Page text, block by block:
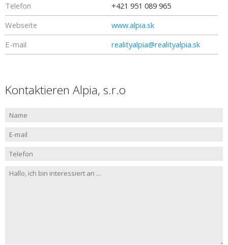
Telefon
+421 951 089 965
Webseite
www.alpia.sk
E-mail
realityalpia@realityalpia.sk
Kontaktieren Alpia, s.r.o